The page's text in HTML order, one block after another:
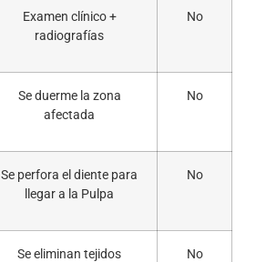
Examen clínico +
radiografías
No
Se duerme la zona
afectada
No
Se perfora el diente para
llegar a la Pulpa
No
Se eliminan tejidos
No